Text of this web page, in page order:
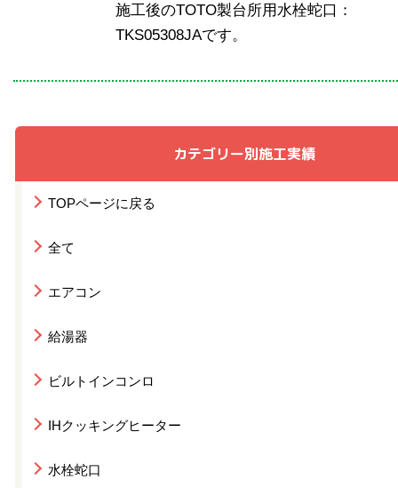
カテゴリー別施工実績
TOPページに戻る
全て
エアコン
給湯器
ビルトインコンロ
IHクッキングヒーター
水栓蛇口
施工後のTOTO製台所用水栓蛇口：
TKS05308JAです。